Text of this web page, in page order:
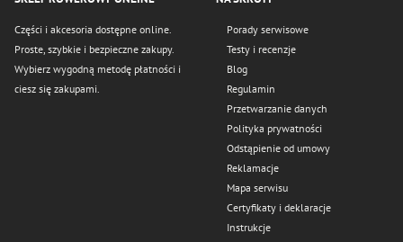
Części i akcesoria dostępne online.
Proste, szybkie i bezpieczne zakupy.
Wybierz wygodną metodę płatności i
ciesz się zakupami.
Porady serwisowe
Testy i recenzje
Blog
Regulamin
Przetwarzanie danych
Polityka prywatności
Odstąpienie od umowy
Reklamacje
Mapa serwisu
Certyfikaty i deklaracje
Instrukcje